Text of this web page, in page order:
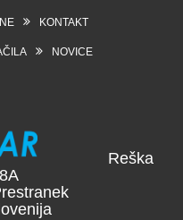
KONTAKT
NOVICE
Reška